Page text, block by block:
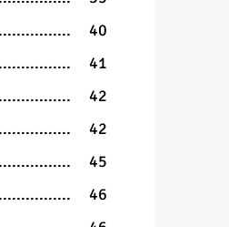
40
41
42
42
45
46